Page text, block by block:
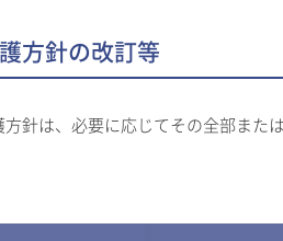
方針の改訂等
針は、必要に応じてその全部また